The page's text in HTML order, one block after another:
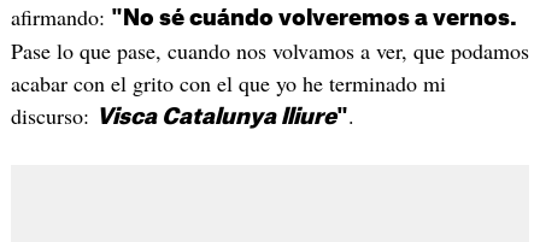
afirmando: "No sé cuándo volveremos a vernos.
Pase lo que pase, cuando nos volvamos a ver, que podamos
acabar con el grito con el que yo he terminado mi
discurso: Visca Catalunya lliure".